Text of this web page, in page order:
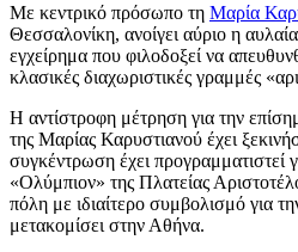
Με κεντρικό πρόσωπο τη Μαρία
Θεσσαλονίκη, ανοίγει αύριο η
εγχείρημα που φιλοδοξεί να
κλασικές διαχωριστικές γραμμές
Η αντίστροφη μέτρηση για την
της Μαρίας Καρυστιανού έχει
συγκέντρωση έχει προγραμματιστεί
«Ολύμπιον» της Πλατείας
πόλη με ιδιαίτερο συμβολισμό για
μετακομίσει στην Αθήνα.